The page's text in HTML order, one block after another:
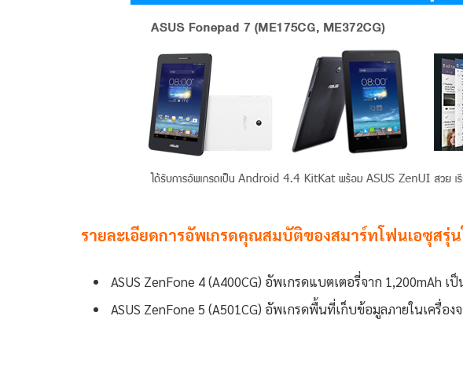
รายละเอียดการอัพเกรดคุณสมบัติของสมาร์ทโฟนเอซุสรุ่
ASUS ZenFone 4 (A400CG) อัพเกรดแบตเตอรี่จาก 1,200mAh เ
ASUS ZenFone 5 (A501CG) อัพเกรดพื้นที่เก็บข้อมูลภายในเครื่อง